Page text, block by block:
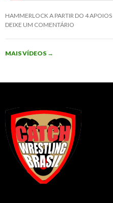
HAMMERLOCK A PARTIR DO 4 APOIOS
DEIXE UM COMENTÁRIO
MAIS VÍDEOS →